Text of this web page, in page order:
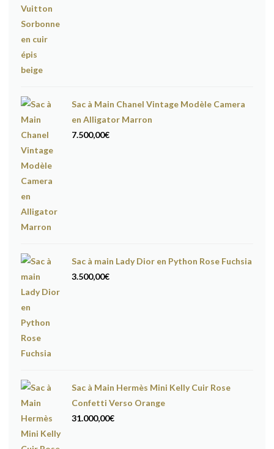
Sac à Main Chanel Vintage Modèle Camera
en Alligator Marron
7.500,00€
Sac à main Lady Dior en Python Rose Fuchsia
3.500,00€
Sac à Main Hermès Mini Kelly Cuir Rose
Confetti Verso Orange
31.000,00€